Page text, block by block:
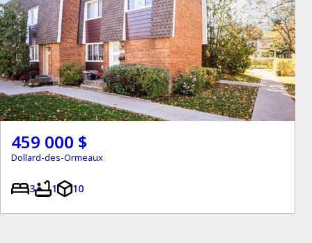
459 000 $
Dollard-des-Ormeaux
3 1 10